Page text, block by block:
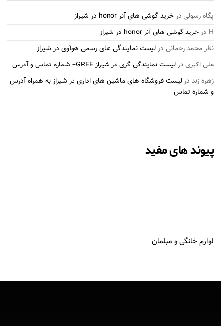
پگاه رسولی درخرید گوشی های آنر honor در شیراز
H درخرید گوشی های آنر honor در شیراز
نظر محمد رحمانی درلیست نمایندگی های رسمی هوآوی در شیراز
علی اکبری درلیست نمایندگی گری در شیراز GREE+ شماره تماس و آدرس
زهره زند درلیست فروشگاه های ماشین های اداری در شیراز به همراه آدرس
و شماره تماس
پیوند های مفید
لوازم خانگی و مبلمان